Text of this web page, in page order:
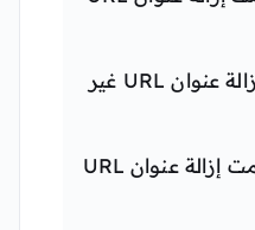
<تمت إزالة عنوان URL غير
<تمت إزالة عنوان URL